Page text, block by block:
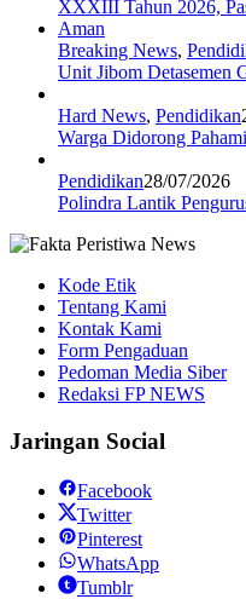
Breaking News,
Unit Jibom Detasemen
Hard News, Pendidikan
Warga Didorong
Pendidikan28/07/2026
Polindra Lantik
Kode Etik
Tentang Kami
Kontak Kami
Form Pengaduan
Pedoman Media Siber
Redaksi FP NEWS
Jaringan Social
Facebook
Twitter
Pinterest
WhatsApp
Tumblr